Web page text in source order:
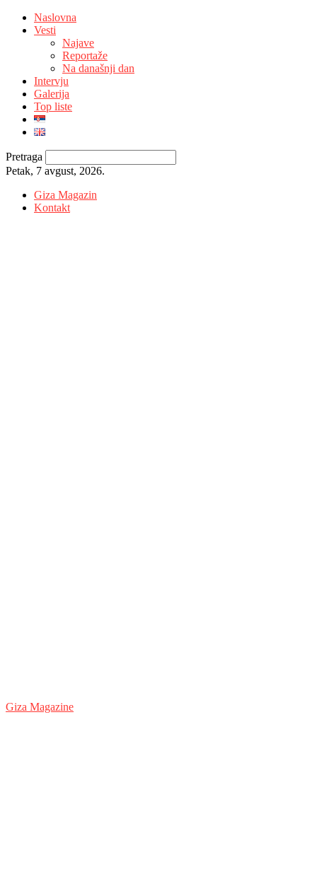
Naslovna
Vesti
Najave
Reportaže
Na današnji dan
Intervju
Galerija
Top liste
Pretraga
Petak, 7 avgust, 2026.
Giza Magazin
Kontakt
Giza Magazine